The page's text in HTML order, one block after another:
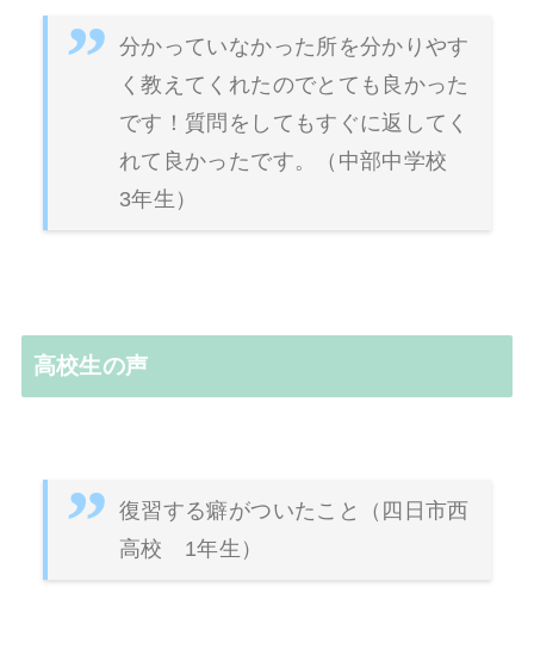
分かっていなかった所を分かりやす
く教えてくれたのでとても良かった
です！質問をしてもすぐに返してく
れて良かったです。（中部中学校
3年生）
高校生の声
復習する癖がついたこと（四日市西
高校 1年生）